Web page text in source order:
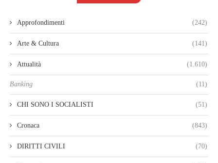
Approfondimenti (242)
Arte & Cultura (141)
Attualità (1.610)
Banking (11)
CHI SONO I SOCIALISTI (51)
Cronaca (843)
DIRITTI CIVILI (70)